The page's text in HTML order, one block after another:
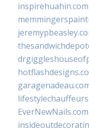
inspirehuahin.com
EverNewNails.com